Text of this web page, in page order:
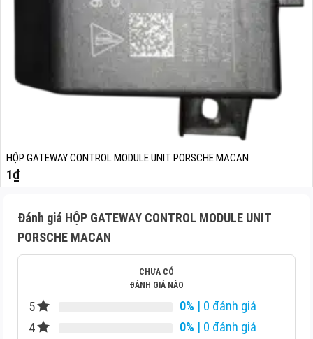
HỘP GATEWAY CONTROL MODULE UNIT PORSCHE MACAN
1₫
Đánh giá HỘP GATEWAY CONTROL MODULE UNIT
PORSCHE MACAN
CHƯA CÓ
ĐÁNH GIÁ NÀO
5 0% | 0 đánh giá
4
0% | 0 đánh giá